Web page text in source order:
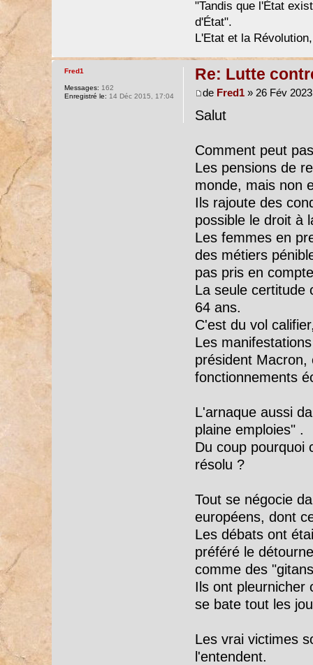
"Tandis que l'État
d'État".
L'Etat et la
Re: Lutte
de Fred1» 26 Fév
Salut
Comment peut
Les pensions de
monde, mais non
Ils rajoute des
possible le droit à
Les femmes en
des métiers
pas pris en
La seule certitude
64 ans.
C'est du vol
Les
président Macron,
fonctionnements
L'arnaque aussi
plaine emploies" .
Du coup pourquoi
résolu ?
Tout se négocie
européens, dont
Les débats ont
préféré le
comme des
Ils ont pleurnicher
se bate tout les
Les vrai victimes
l'entendent.
Fred1
Messages: 162
Enregistré le: 14 Déc 2015, 17:04